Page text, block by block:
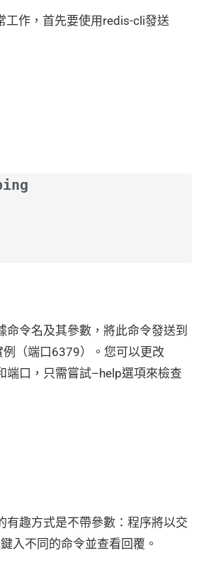
工作，首先要使用redis-cli發送
命令名及其參數，將此命令發送到
（端口6379）。您可以更改
端口，只需嘗試–help選項來檢查
有趣方式是不帶參數：程序將以交
入不同的命令並查看回覆。